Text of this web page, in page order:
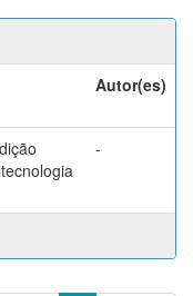
Autor(es)
-